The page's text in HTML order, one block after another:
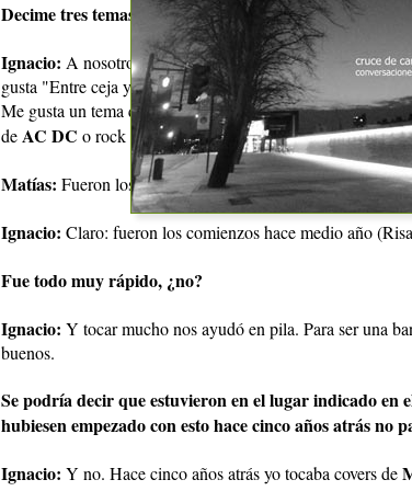
Decime tres temas entonces.
Ignacio: A nosotros nos encanta "Actitud". Es un tema
gusta "Entre ceja y ceja"que es un tema más pesado, más
Me gusta un tema que todavía no tiene nombre, que es tipo
deAC DC o rock sureño. No sé... "La piel del lobo" fue
Matías: Fueron los comienzos.
Ignacio: Claro: fueron los comienzos hace medio año
Fue todo muy rápido, ¿no?
Ignacio: Y tocar mucho nos ayudó en pila. Para ser una
buenos.
Se podría decir que estuvieron en el lugar indicado en
hubiesen empezado con esto hace cinco años atrás no
Ignacio: Y no. Hace cinco años atrás yo tocaba covers de